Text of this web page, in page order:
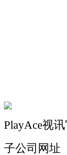
PlayAce视
子公司网址